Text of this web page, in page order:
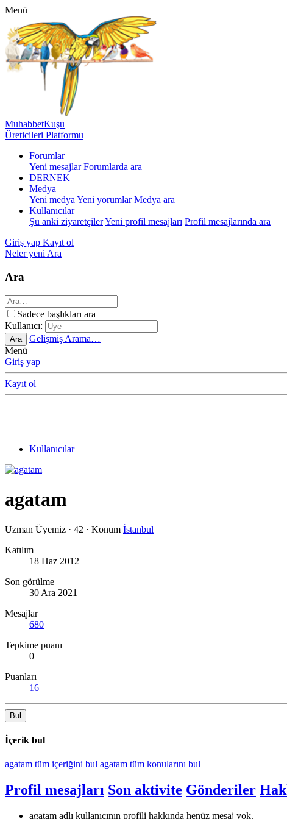
Menü
MuhabbetKuşu
Üreticileri Platformu
Forumlar
Yeni mesajlar Forumlarda ara
DERNEK
Medya
Yeni medya Yeni yorumlar Medya ara
Kullanıcılar
Şu anki ziyaretçilerYeni profil mesajları Profil mesajlarında ara
Giriş yap Kayıt ol
Neler yeni Ara
Ara
Sadece başlıkları ara
Kullanıcı:
Ara
Gelişmiş Arama…
Menü
Giriş yap
Kayıt ol
Kullanıcılar
agatam
Uzman Üyemiz · 42 · Konum İstanbul
Katılım
18 Haz 2012
Son görülme
30 Ara 2021
Mesajlar
680
Tepkime puanı
0
Puanları
16
Bul
İçerik bul
agatam tüm içeriğini bul agatam tüm konularını bul
Profil mesajları Son aktivite Gönderiler
agatam adlı kullanıcının profili hakkında henüz mesaj yok.